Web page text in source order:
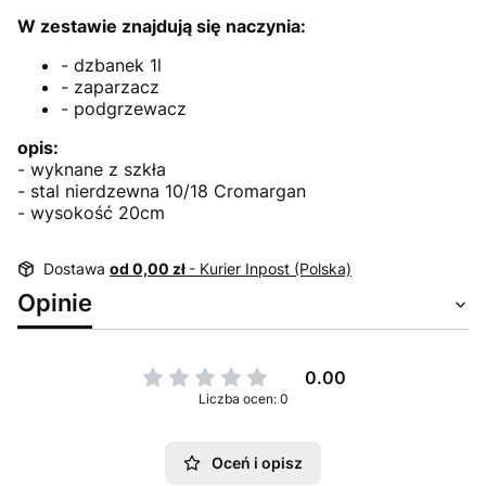
W zestawie znajdują się naczynia:
- dzbanek 1l
- zaparzacz
- podgrzewacz
opis:
- wyknane z szkła
- stal nierdzewna 10/18 Cromargan
- wysokość 20cm
Dostawa od 0,00 zł - Kurier Inpost (Polska)
Opinie
0.00
Liczba ocen: 0
Oceń i opisz